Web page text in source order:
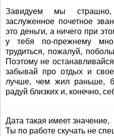
Завидуем мы
заслуженное почетное
это деньги, а ничего при
у тебя по-прежнему
трудиться, пожалуй,
Поэтому не
забывай про отдых и
лучше, чем жил раньше,
радуй близких и, конечно,
Дата такая имеет значение,
Ты по работе скучать не